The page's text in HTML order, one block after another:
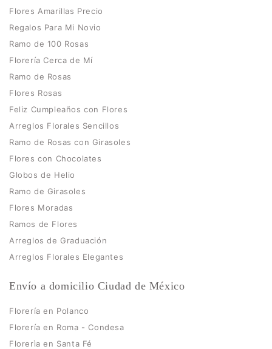
Flores Amarillas Precio
Regalos Para Mi Novio
Ramo de 100 Rosas
Florería Cerca de Mí
Ramo de Rosas
Flores Rosas
Feliz Cumpleaños con Flores
Arreglos Florales Sencillos
Ramo de Rosas con Girasoles
Flores con Chocolates
Globos de Helio
Ramo de Girasoles
Flores Moradas
Ramos de Flores
Arreglos de Graduación
Arreglos Florales Elegantes
Envío a domicilio Ciudad de México
Florería en Polanco
Florería en Roma - Condesa
Florerìa en Santa Fé